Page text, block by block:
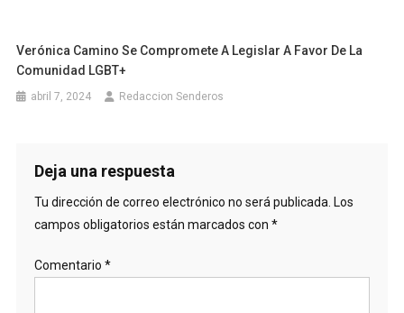
Verónica Camino Se Compromete A Legislar A Favor De La
Comunidad LGBT+
abril 7, 2024 Redaccion Senderos
Deja una respuesta
Tu dirección de correo electrónico no será publicada. Los
campos obligatorios están marcados con *
Comentario *